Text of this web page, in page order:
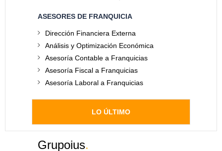
ASESORES DE FRANQUICIA
Dirección Financiera Externa
Análisis y Optimización Económica
Asesoría Contable a Franquicias
Asesoría Fiscal a Franquicias
Asesoría Laboral a Franquicias
LO ÚLTIMO
Grupoius.